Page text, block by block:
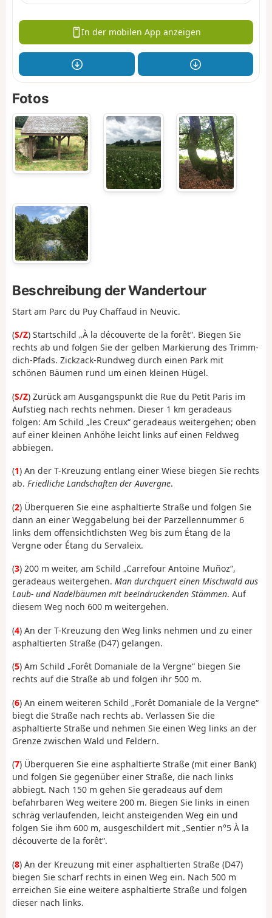
In der mobilen App anzeigen
Fotos
Beschreibung der Wandertour
Start am Parc du Puy Chaffaud in Neuvic.
(S/Z) Startschild „À la découverte de la forêt“. Biegen Sie
rechts ab und folgen Sie der gelben Markierung des Trimm-
dich-Pfads. Zickzack-Rundweg durch einen Park mit
schönen Bäumen rund um einen kleinen Hügel.
(S/Z) Zurück am Ausgangspunkt die Rue du Petit Paris im
Aufstieg nach rechts nehmen. Dieser 1 km geradeaus
folgen: Am Schild „les Creux“ geradeaus weitergehen; oben
auf einer kleinen Anhöhe leicht links auf einen Feldweg
abbiegen.
(1) An der T-Kreuzung entlang einer Wiese biegen Sie rechts
ab. Friedliche Landschaften der Auvergne.
(2) Überqueren Sie eine asphaltierte Straße und folgen Sie
dann an einer Weggabelung bei der Parzellennummer 6
links dem offensichtlichsten Weg bis zum Étang de la
Vergne oder Étang du Servaleix.
(3) 200 m weiter, am Schild „Carrefour Antoine Muñoz“,
geradeaus weitergehen. Man durchquert einen Mischwald aus
Laub- und Nadelbäumen mit beeindruckenden Stämmen. Auf
diesem Weg noch 600 m weitergehen.
(4) An der T-Kreuzung den Weg links nehmen und zu einer
asphaltierten Straße (D47) gelangen.
(5) Am Schild „Forêt Domaniale de la Vergne“ biegen Sie
rechts auf die Straße ab und folgen ihr 500 m.
(6) An einem weiteren Schild „Forêt Domaniale de la Vergne“
biegt die Straße nach rechts ab. Verlassen Sie die
asphaltierte Straße und nehmen Sie einen Weg links an der
Grenze zwischen Wald und Feldern.
(7) Überqueren Sie eine asphaltierte Straße (mit einer Bank)
und folgen Sie gegenüber einer Straße, die nach links
abbiegt. Nach 150 m gehen Sie geradeaus auf dem
befahrbaren Weg weitere 200 m. Biegen Sie links in einen
schräg verlaufenden, leicht ansteigenden Weg ein und
folgen Sie ihm 600 m, ausgeschildert mit „Sentier n°5 À la
découverte de la forêt“.
(8) An der Kreuzung mit einer asphaltierten Straße (D47)
biegen Sie scharf rechts in einen Weg ein. Nach 500 m
erreichen Sie eine weitere asphaltierte Straße und folgen
dieser nach links.